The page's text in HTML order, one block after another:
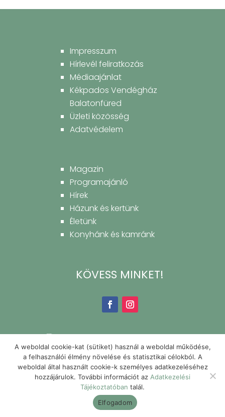
Impresszum
Hírlevél feliratkozás
Médiaajánlat
Kékpados Vendégház
Balatonfüred
Üzleti közösség
Adatvédelem
Magazin
Programajánló
Hírek
Házunk és kertünk
Életünk
Konyhánk és kamránk
KÖVESS MINKET!
A weboldal cookie-kat (sütiket) használ a weboldal működése,
a felhasználói élmény növelése és statisztikai célokból. A
weboldal által használt cookie-k személyes adatkezeléséhez
hozzájárulok. További információt az Adatkezelési
Tájékoztatóban talál.
Elfogadom